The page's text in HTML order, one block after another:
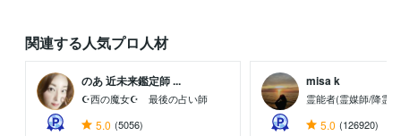
関連する人気プロ人材
のあ 近未来鑑定師 ...
☪西の魔女☪ 最後の占い師
5.0 (5056)
misa k
霊能者(霊媒師/降霊
5.0 (126920)